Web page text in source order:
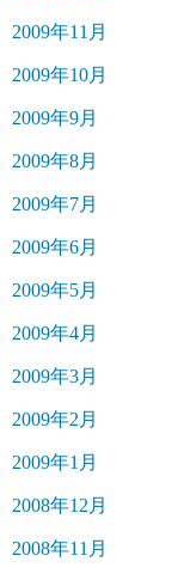
2009年11月
2009年10月
2009年9月
2009年8月
2009年7月
2009年6月
2009年5月
2009年4月
2009年3月
2009年2月
2009年1月
2008年12月
2008年11月